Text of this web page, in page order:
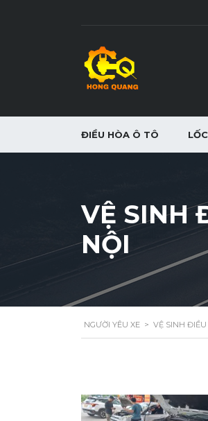
ĐIỀU HÒA Ô TÔ
VỆ SINH
NỘI
NGƯỜI YÊU XE > VỆ SINH ĐIỀU